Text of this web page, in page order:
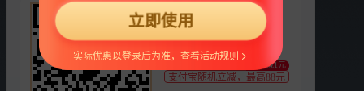
2024 当打之年
正片
衍生 纯享版 直拍版 22
支持 扫码支付
支付宝随机立减，最高88元
至少减1元
立即使用
实际优惠以登录后为准，查看活动规则